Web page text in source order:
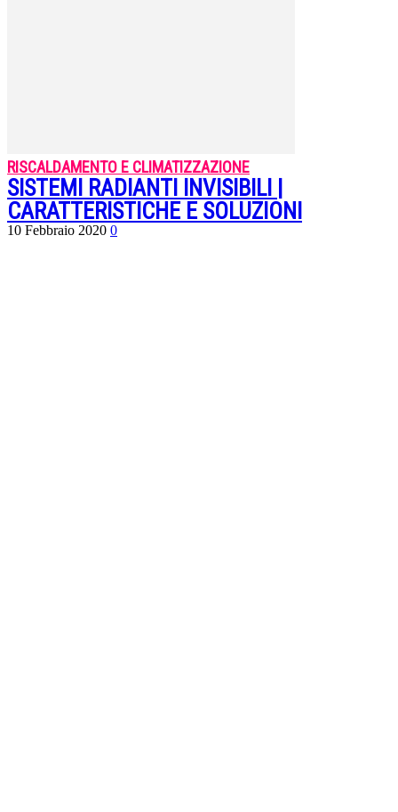
RISCALDAMENTO E CLIMATIZZAZIONE
SISTEMI RADIANTI INVISIBILI |
CARATTERISTICHE E SOLUZIONI
10 Febbraio 2020 0